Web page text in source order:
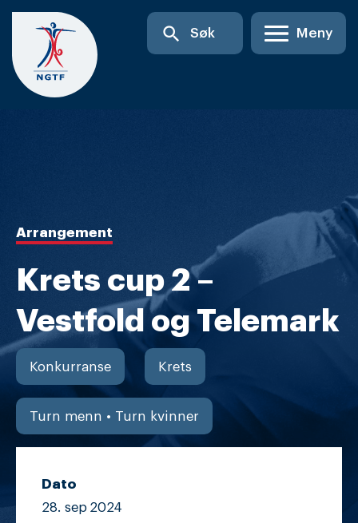
Skip
content
search Søk Meny
Arrangement
Krets cup 2 –
Vestfold og Telemark
Konkurranse Krets
Turn menn • Turn kvinner
Dato
28. sep 2024